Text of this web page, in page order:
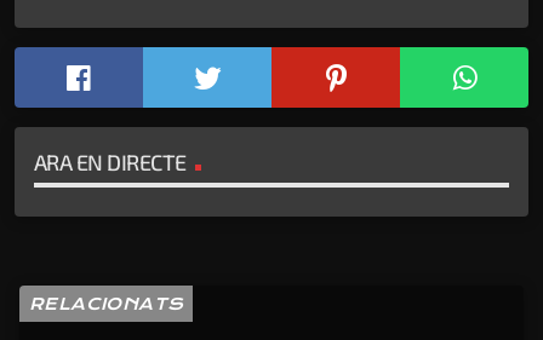
ARA EN DIRECTE
RELACIONATS